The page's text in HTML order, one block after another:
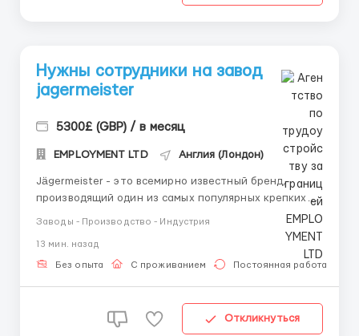
Нужны сотрудники на завод
jagermeister
5300£ (GBP) / в месяц
EMPLOYMENT LTD Англия (Лондон)
Jägermeister - это всемирно известный бренд,
производящий один из самых популярных крепких
инновациям и постоянному улучшению качества
продукции, работая в более чем 100 странах мира,
включая Лондон и Берлин. Jägermeister - это
Заводы - Производство - Индустрия
13 мин. назад
Без опыта С проживанием Постоянная работа
Откликнуться